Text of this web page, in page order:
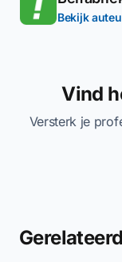
Bekijk
Vind
Versterk je